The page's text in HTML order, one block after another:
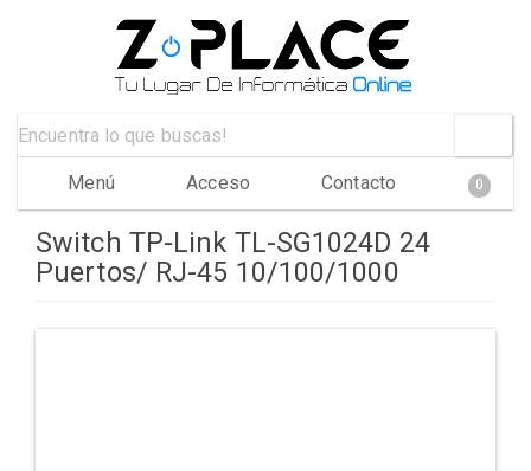
Menú Acceso Contacto 0
Switch TP-Link TL-SG1024D 24
Puertos/ RJ-45 10/100/1000